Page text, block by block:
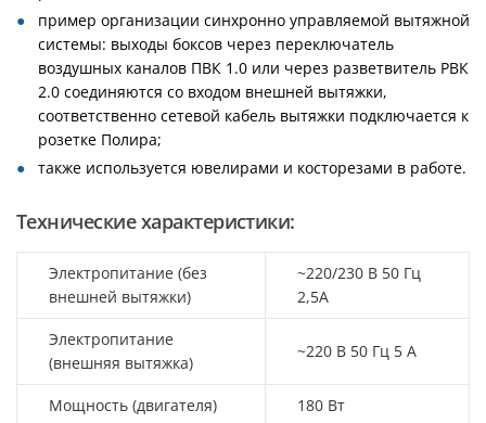
пример организации синхронно управляемой вытяжной
системы: выходы боксов через переключатель
воздушных каналов ПВК 1.0 или через разветвитель РВК
2.0 соединяются со входом внешней вытяжки,
соответственно сетевой кабель вытяжки подключается к
розетке Полира;
также используется ювелирами и косторезами в работе.
Технические характеристики:
Электропитание (без
внешней вытяжки)
~220/230 В 50 Гц
2,5А
Электропитание
(внешняя вытяжка)
~220 В 50 Гц 5 А
Мощность (двигателя) 180 Вт